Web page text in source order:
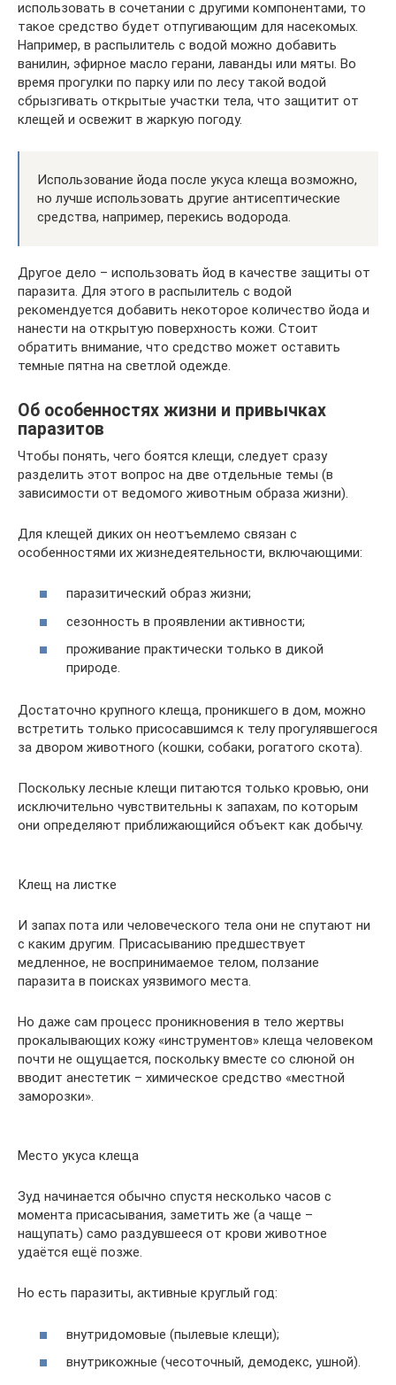
использовать в сочетании с другими компонентами, то
такое средство будет отпугивающим для насекомых.
Например, в распылитель с водой можно добавить
ванилин, эфирное масло герани, лаванды или мяты. Во
время прогулки по парку или по лесу такой водой
сбрызгивать открытые участки тела, что защитит от
клещей и освежит в жаркую погоду.
Использование йода после укуса клеща возможно,
но лучше использовать другие антисептические
средства, например, перекись водорода.
Другое дело – использовать йод в качестве защиты от
паразита. Для этого в распылитель с водой
рекомендуется добавить некоторое количество йода и
нанести на открытую поверхность кожи. Стоит
обратить внимание, что средство может оставить
темные пятна на светлой одежде.
Об особенностях жизни и привычках
паразитов
Чтобы понять, чего боятся клещи, следует сразу
разделить этот вопрос на две отдельные темы (в
зависимости от ведомого животным образа жизни).
Для клещей диких он неотъемлемо связан с
особенностями их жизнедеятельности, включающими:
паразитический образ жизни;
сезонность в проявлении активности;
проживание практически только в дикой
природе.
Достаточно крупного клеща, проникшего в дом, можно
встретить только присосавшимся к телу прогулявшегося
за двором животного (кошки, собаки, рогатого скота).
Поскольку лесные клещи питаются только кровью, они
исключительно чувствительны к запахам, по которым
они определяют приближающийся объект как добычу.
Клещ на листке
И запах пота или человеческого тела они не спутают ни
с каким другим. Присасыванию предшествует
медленное, не воспринимаемое телом, ползание
паразита в поисках уязвимого места.
Но даже сам процесс проникновения в тело жертвы
прокалывающих кожу «инструментов» клеща человеком
почти не ощущается, поскольку вместе со слюной он
вводит анестетик – химическое средство «местной
заморозки».
Место укуса клеща
Зуд начинается обычно спустя несколько часов с
момента присасывания, заметить же (а чаще –
нащупать) само раздувшееся от крови животное
удаётся ещё позже.
Но есть паразиты, активные круглый год:
внутридомовые (пылевые клещи);
внутрикожные (чесоточный, демодекс, ушной).